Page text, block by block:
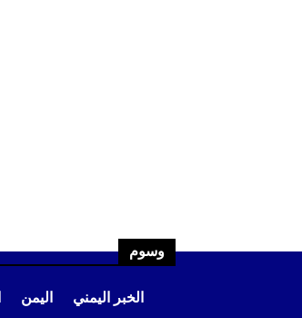
وسوم
الخبر اليمني اليمن